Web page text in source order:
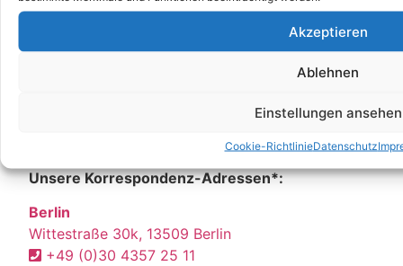
Akzeptieren
Ablehnen
Einstellungen ansehen
Cookie-RichtlinieDatenschutz
Unsere Korrespondenz-Adressen*:
Berlin
Wittestraße 30k, 13509 Berlin
+49 (0)30 4357 25 11